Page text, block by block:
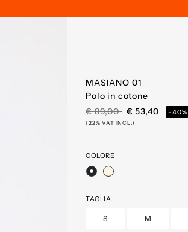
MASIANO 01
Polo in cotone
PREZZO RIDOTTO DA
€ 89,00A€ 53,40 -40%
(22% VAT INCL.)
COLORE
TAGLIA
S M